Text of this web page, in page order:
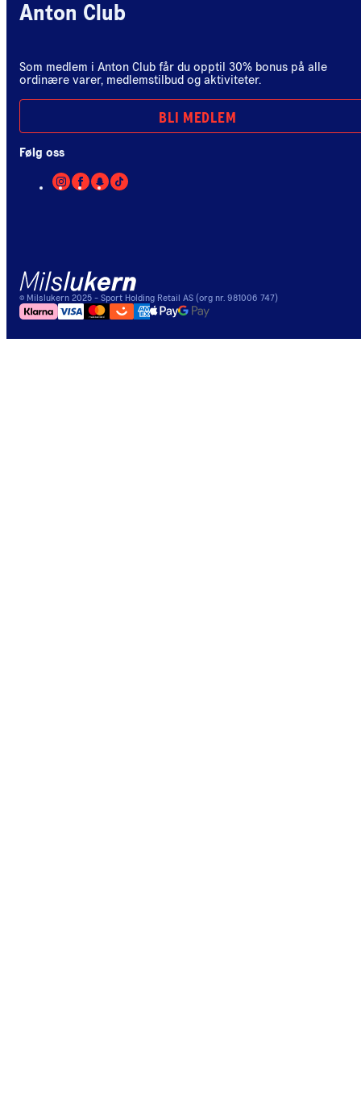
Anton Club
Som medlem i Anton Club får du opptil 30% bonus på alle
ordinære varer, medlemstilbud og aktiviteter.
BLI MEDLEM
Følg oss
© Milslukern 2025 - Sport Holding Retail AS (org nr. 981006 747)